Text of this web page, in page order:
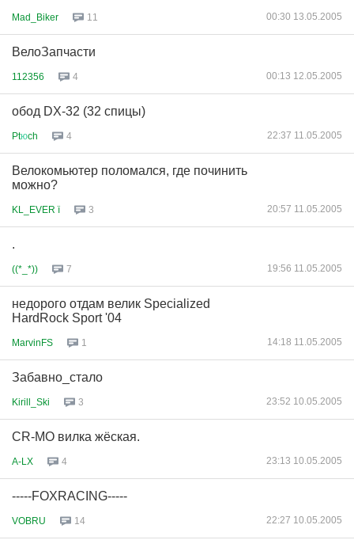
Mad_Biker 11 00:30 13.05.2005
ВелоЗапчасти
112356 4 00:13 12.05.2005
обод DX-32 (32 спицы)
Ptюch 4 22:37 11.05.2005
Велокомьютер поломался, где починить
можно?
KL_EVER ї 3 20:57 11.05.2005
.
((*_*)) 7 19:56 11.05.2005
недорого отдам велик Specialized
HardRock Sport '04
MarvinFS 1 14:18 11.05.2005
Забавно_стало
Kirill_Ski 3 23:52 10.05.2005
CR-MO вилка жёская.
A-LX 4 23:13 10.05.2005
-----FOXRACING-----
VOBRU 14 22:27 10.05.2005